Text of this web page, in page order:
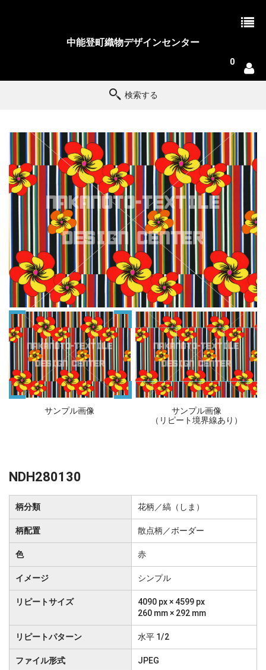
中能登町織物デザインセンター
0
検索する
サンプル画像
サンプル画像
（リピート境界線あり）
NDH280130
柄分類 花柄／縞（しま）
柄配置 散点柄／ボーダー
色 赤
イメージ シンプル
リピートサイズ
4090 px × 4599 px
260 mm × 292 mm
リピートパターン 水平 1/2
ファイル形式 JPEG